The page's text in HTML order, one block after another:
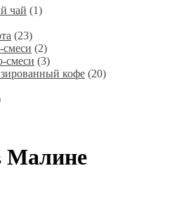
чай (1)
(23)
(2)
смеси (3)
кофе (20)
Малине